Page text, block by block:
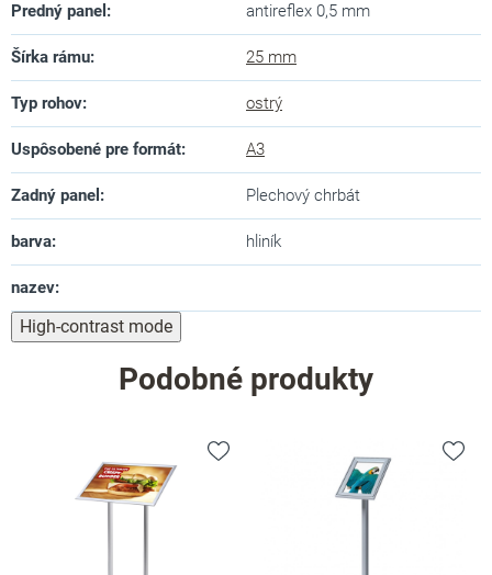
Predný panel : antireflex 0,5 mm
Šírka rámu: 25 mm
Typ rohov: ostrý
Uspôsobené pre formát: A3
Zadný panel : Plechový chrbát
barva: hliník
nazev:
High-contrast mode
Podobné produkty